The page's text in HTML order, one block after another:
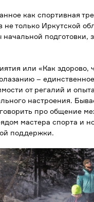
как спортивная
только Иркутской
подготовки,
или «Как здорово,
–
от регалий и
настроения.
про общение
мастера спорта и
поддержки.